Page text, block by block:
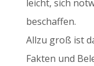
leicht, sich
beschaffen.
Allzu groß ist
Fakten und